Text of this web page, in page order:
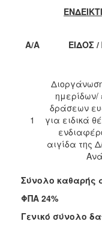
ΔΗΜΟΤΗΣ
A/A ΕΙΔΟΣ
1
δράσεων
για ειδικά
αιγίδα της
Σύνολο καθαρής
ΦΠΑ 24%
Γενικό σύνολο